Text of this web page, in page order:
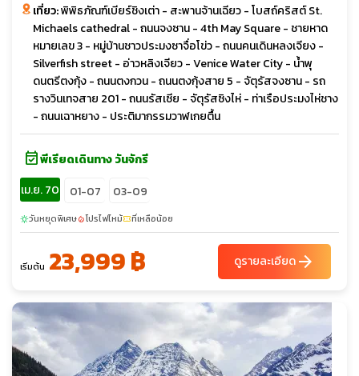
เที่ยว:พิพิธภัณฑ์เบียร์ชิงเต่า - สะพานจ้านเฉียว - โบสถ์คริสต์ St.
Michaels cathedral - ถนนจงซาน - 4th May Square - ชายหาด
หมายเลข 3 - หมู่บ้านชาวประมงซาจื่อโข่ว - ถนนคนเดินหลงเจียง -
Silverfish street - อ่าวหลิงเจียว - Venice Water City - น้ำพุ
ดนตรีตงกุ้ง - ถนนตงกวน - ถนนตงกุ้งสาย 5 - จัตุรัสจงซาน - รถ
รางวินเทจสาย 201 - ถนนรัสเซีย - จัตุรัสซิงไห่ - ท่าเรือประมงไห่ชาง
- ถนนเฉาหยาง - ประติมากรรมวาฬเกยตื้น
event_availableพีเรียดเดินทาง วันจักรี
เม.ย. 70
01-07 03-09
sunnyวันหยุดพิเศษlocal_fire_departmentโปรไฟไหม้confirmation_numberที่เหลือน้อย
เริ่มต้น 23,999 ฿ ดูรายละเอียดarrow_forward